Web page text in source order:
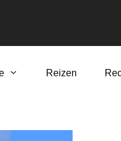
Reizen